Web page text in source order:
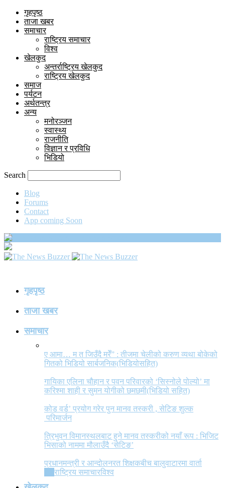
गृहपृष्ठ
ताजा खबर
समाचार
राष्ट्रिय समाचार
विश्व
खेलकुद
अन्तर्राष्ट्रिय खेलकुद
राष्ट्रिय खेलकुद
समाज
पर्यटन
अर्थतन्त्र
अन्य
मनोरञ्जन
स्वास्थ्य
राजनीति
विज्ञान र प्रविधि
भिडियो
Search
Blog
Forums
Contact
App coming Soon
गृहपृष्ठ
ताजा खबर
समाचार
ए आमा… म त जिउँदै मरेँ” : तीजमा चेलीको करुण व्यथा बोकेको
गितको भिडियो सार्बजनिक(भिडियोसहित)
गायिका एलिना चौहान र पवन परिवारको ‘सिस्नोले पोल्यो’ मा
करिश्मा शाही र सुमन योगीको छमछमी(भिडियो सहित)
कोड वर्ड’ प्रयोग गरेर पुन मानव तस्करी , सेटिङ शुल्क
परिमार्जन
त्रिभुवन विमानस्थलबाट हुने मानव तस्करीको नयाँ रूप : भिजिट
भिसाको नाममा मौलाउँदै ‘सेटिङ’
प्रधानमन्त्री र आन्दोलनरत शिक्षकबीच बालुवाटारमा वार्ता
राष्ट्रिय समाचारविश्व